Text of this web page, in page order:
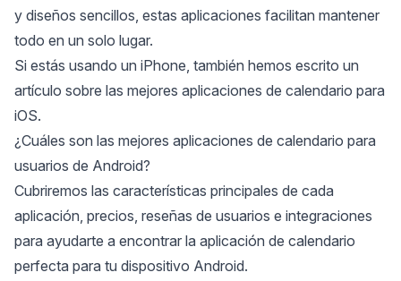
y diseños sencillos, estas aplicaciones facilitan mantener
todo en un solo lugar.
Si estás usando un iPhone, también hemos escrito un
artículo sobre las mejores aplicaciones de calendario para
iOS.
¿Cuáles son las mejores aplicaciones de calendario para
usuarios de Android?
Cubriremos las características principales de cada
aplicación, precios, reseñas de usuarios e integraciones
para ayudarte a encontrar la aplicación de calendario
perfecta para tu dispositivo Android.